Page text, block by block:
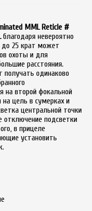
MML Reticle #
благодаря невероятно
до 25 крат может
охоты и для
расстояния.
получать одинаково
на второй фокальной
цель в сумерках и
центральной точки
отключение подсветки
в прицеле
установить